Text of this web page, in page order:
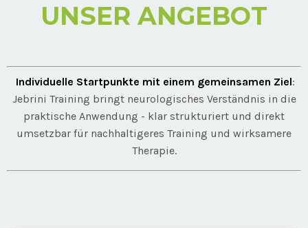
UNSER ANGEBOT
Individuelle Startpunkte mit einem gemeinsamen Ziel:
Jebrini Training bringt neurologisches Verständnis in die
praktische Anwendung - klar strukturiert und direkt
umsetzbar für nachhaltigeres Training und wirksamere
Therapie.